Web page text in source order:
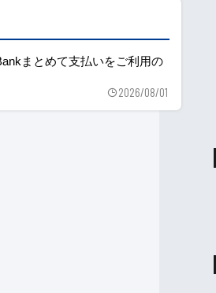
まとめて支払いをご利用の
2026/08/01